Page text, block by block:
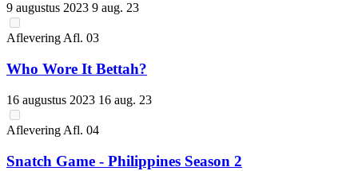
9 augustus 2023 9 aug. 23
Aflevering Afl. 03
Who Wore It Bettah?
16 augustus 2023 16 aug. 23
Aflevering Afl. 04
Snatch Game - Philippines Season 2